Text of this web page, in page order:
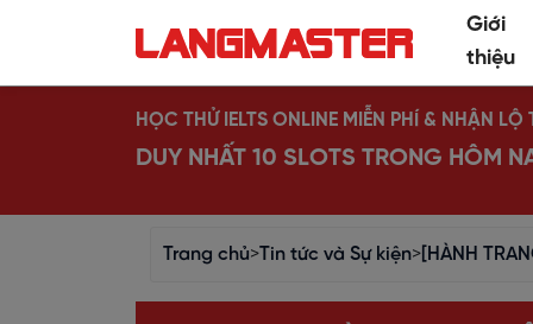
Giới
thiệu
HỌC THỬ IELTS ONLINE MIỄN PHÍ & NHẬN
DUY NHẤT 10 SLOTS TRONG HÔM
Trang chủ>Tin tức và Sự kiện> [HÀNH